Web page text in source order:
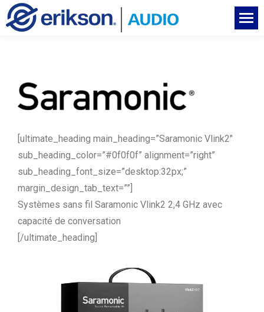
[ultimate_heading main_heading=”Saramonic Vlink2″
sub_heading_color=”#0f0f0f” alignment=”right”
sub_heading_font_size=”desktop:32px;”
margin_design_tab_text=””]
Systèmes sans fil Saramonic Vlink2 2,4 GHz avec
capacité de conversation
[/ultimate_heading]